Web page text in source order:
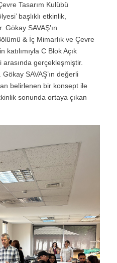
Tasarım Kulübü
başlıklı etkinlik,
SAVAŞ’ın
& İç Mimarlık ve Çevre
katılımıyla C Blok Açık
gerçekleşmiştir.
SAVAŞ’ın değerli
belirlenen bir konsept ile
sonunda ortaya çıkan